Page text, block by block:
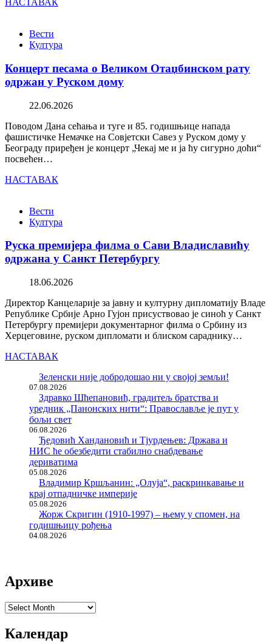
НАСТАВАК
Вести
Култура
Концерт песама о Великом Отаџбинском рату
одржан у Руском дому
22.06.2026
Поводом Дана сећања и туге и 85. годишњице напада
фашистичке Немачке на Совјетски Савез у Руском дому у
Београду приређен је концерт „Чекај ме и ја ћу сигурно доћи“
посвећен…
НАСТАВАК
Вести
Култура
Руска премијера филма о Сави Владиславићу
одржана у Санкт Петербургу
18.06.2026
Директор Канцеларије за јавну и културну дипломатију Владе
Републике Србије Арно Гујон присуствовао је синоћ у Санкт
Петербургу премијери документарног филма о Србину из
Херцеговине, руском дипломати и блиском сараднику…
НАСТАВАК
Зеленски није добродошао ни у својој земљи!
07.08.2026
Здравко Шћепановић, градитељ братства и
уредник „Панонских нити“: Православље је пут у
бољи свет
06.08.2026
Ђедовић Хандановић и Тјурдењев: Држава и
НИС ће обезбедити стабилно снабдевање
дериватима
05.08.2026
Владимир Кршљанин: „Олуја“, раскринкавање и
крај отпадничке империје
05.08.2026
Жорж Скригин (1910-1997) – њему у спомен, на
годишњицу рођења
04.08.2026
Архиве
Архиве
Календар